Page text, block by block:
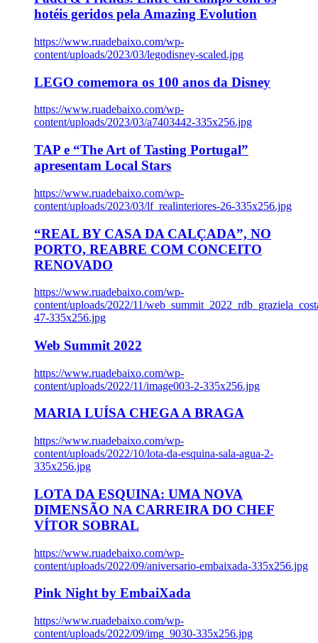
hotéis geridos pela Amazing Evolution
https://www.ruadebaixo.com/wp-
content/uploads/2023/03/legodisney-scaled.jpg
LEGO comemora os 100 anos da Disney
https://www.ruadebaixo.com/wp-
content/uploads/2023/03/a7403442-335x256.jpg
TAP e “The Art of Tasting Portugal”
apresentam Local Stars
https://www.ruadebaixo.com/wp-
content/uploads/2023/03/lf_realinteriores-26-335x256.jpg
“REAL BY CASA DA CALÇADA”, NO
PORTO, REABRE COM CONCEITO
RENOVADO
https://www.ruadebaixo.com/wp-
content/uploads/2022/11/
47-335x256.jpg
Web Summit 2022
https://www.ruadebaixo.com/wp-
content/uploads/2022/11/image003-2-335x256.jpg
MARIA LUÍSA CHEGA A BRAGA
https://www.ruadebaixo.com/wp-
content/uploads/2022/10/lota-da-esquina-sala-agua-2-
335x256.jpg
LOTA DA ESQUINA: UMA NOVA
DIMENSÃO NA CARREIRA DO CHEF
VÍTOR SOBRAL
https://www.ruadebaixo.com/wp-
content/uploads/2022/09/aniversario-embaixada-335x256.jpg
Pink Night by EmbaiXada
https://www.ruadebaixo.com/wp-
content/uploads/2022/09/img_9030-335x256.jpg